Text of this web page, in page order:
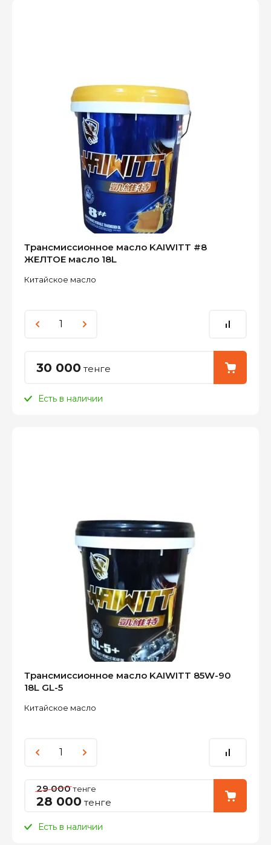
Трансмиссионное масло KAIWITT #8
ЖЕЛТОЕ масло 18L
Китайское масло
30 000 тенге
Есть в наличии
Трансмиссионное масло KAIWITT 85W-90
18L GL-5
Китайское масло
29 000тенге
28 000 тенге
Есть в наличии